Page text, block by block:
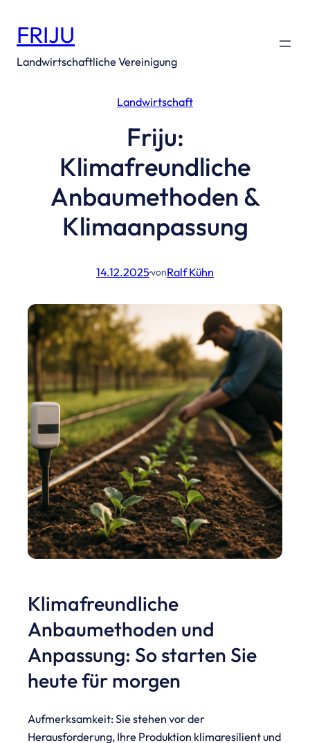
Inhalt
springen
FRIJU
Landwirtschaftliche Vereinigung
Landwirtschaft
Friju:
Klimafreundliche
Anbaumethoden &
Klimaanpassung
14.12.2025·vonRalf Kühn
Klimafreundliche
Anbaumethoden und
Anpassung: So starten Sie
heute für morgen
Aufmerksamkeit: Sie stehen vor der
Herausforderung, Ihre Produktion klimaresilient und